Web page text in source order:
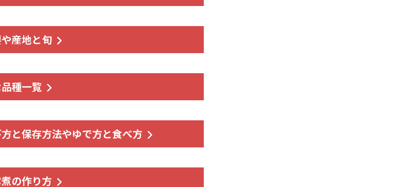
産地と旬
種一覧
と保存方法やゆで方と食べ方
の作り方